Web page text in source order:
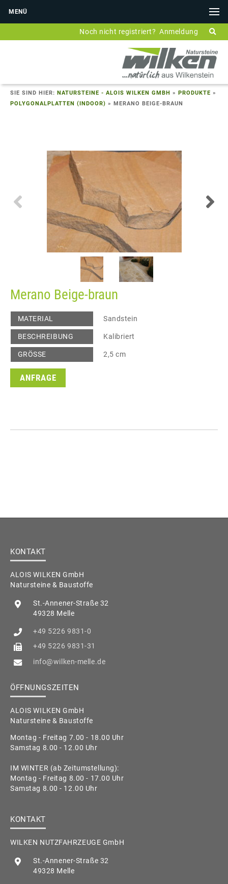
MENÜ
Anmeldung
Noch nicht registriert?
SIE SIND HIER: NATURSTEINE - ALOIS WILKEN GMBH » PRODUKTE »
POLYGONALPLATTEN (INDOOR) » MERANO BEIGE-BRAUN
Merano Beige-braun
MATERIAL Sandstein
BESCHREIBUNG Kalibriert
GRÖSSE 2,5 cm
ANFRAGE
KONTAKT
ALOIS WILKEN GmbH
Natursteine & Baustoffe
St.-Annener-Straße 32
49328 Melle
+49 5226 9831-0
+49 5226 9831-31
info@wilken-melle.de
ÖFFNUNGSZEITEN
ALOIS WILKEN GmbH
Natursteine & Baustoffe
Montag - Freitag 7.00 - 18.00 Uhr
Samstag 8.00 - 12.00 Uhr
IM WINTER (ab Zeitumstellung):
Montag - Freitag 8.00 - 17.00 Uhr
Samstag 8.00 - 12.00 Uhr
KONTAKT
WILKEN NUTZFAHRZEUGE GmbH
St.-Annener-Straße 32
49328 Melle